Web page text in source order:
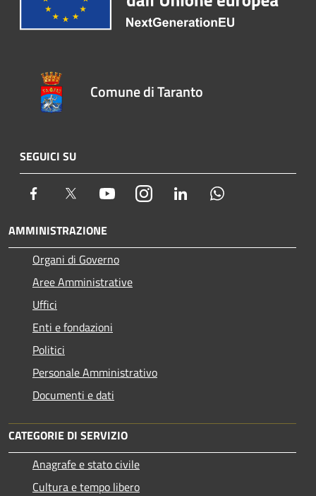
Comune di Taranto
SEGUICI SU
Facebook Twitter YoutubeInstagram LinkedIn
AMMINISTRAZIONE
Organi di Governo
Aree Amministrative
Uffici
Enti e fondazioni
Politici
Personale Amministrativo
Documenti e dati
CATEGORIE DI SERVIZIO
Anagrafe e stato civile
Cultura e tempo libero